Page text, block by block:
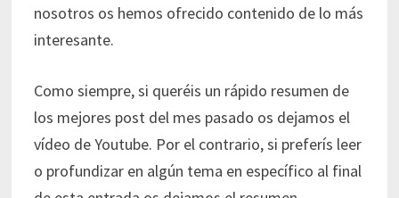
nosotros os hemos ofrecido contenido de lo más
interesante.
Como siempre, si queréis un rápido resumen de
los mejores post del mes pasado os dejamos el
vídeo de Youtube. Por el contrario, si preferís leer
o profundizar en algún tema en específico al final